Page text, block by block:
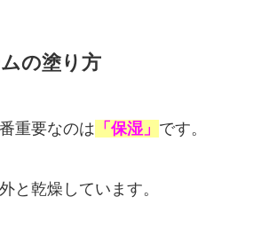
の塗り方
重要なのは 「保湿」 です。
と乾燥しています。